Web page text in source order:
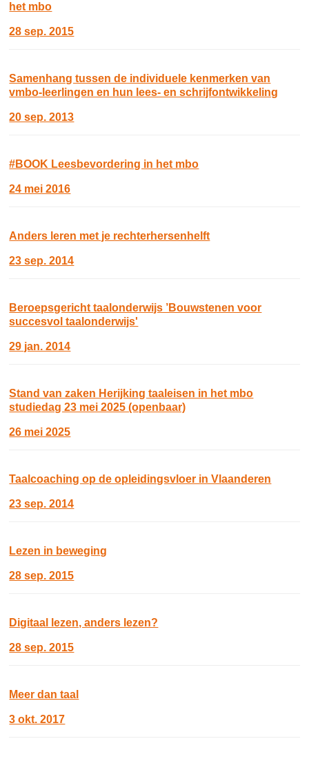
het mbo
28 sep. 2015
Samenhang tussen de individuele kenmerken van
vmbo-leerlingen en hun lees- en schrijfontwikkeling
20 sep. 2013
#BOOK Leesbevordering in het mbo
24 mei 2016
Anders leren met je rechterhersenhelft
23 sep. 2014
Beroepsgericht taalonderwijs ’Bouwstenen voor
succesvol taalonderwijs'
29 jan. 2014
Stand van zaken Herijking taaleisen in het mbo
studiedag 23 mei 2025 (openbaar)
26 mei 2025
Taalcoaching op de opleidingsvloer in Vlaanderen
23 sep. 2014
Lezen in beweging
28 sep. 2015
Digitaal lezen, anders lezen?
28 sep. 2015
Meer dan taal
3 okt. 2017